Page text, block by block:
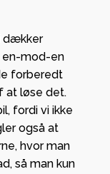
dækker
en-mod-en
forberedt
at løse det.
fordi vi ikke
også at
hvor man
så man kun